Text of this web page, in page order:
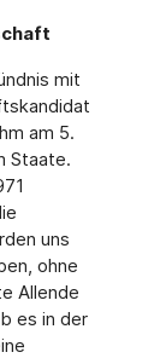
mit
am 5.
Staate.
uns
ohne
Allende
es in der